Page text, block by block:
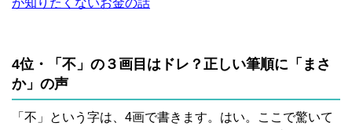
が知りたくないお金の話
4位・「不」の３画目はドレ？正しい筆順に「まさ
か」の声
「不」という字は、4画で書きます。はい。ここで驚いて